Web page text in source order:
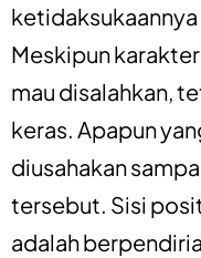
Meskipun
mau disalahkan,
keras. Apapun
diusahakan
tersebut. Sisi
adalah